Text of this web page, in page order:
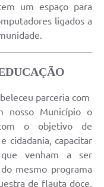
um espaço para
ligados a
parceria com
nosso Município o
o objetivo de
cidadania, capacitar
venham a ser
mesmo programa
de flauta doce,